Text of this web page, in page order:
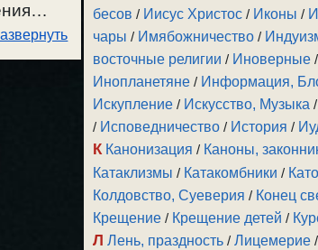
бесов / Иисус Христос / Иконы /
чары / Имябожничество /
восточные религии / Иноверные /
Инопланетяне / Информация,
Искупление / Искусство, Музыка /
/ Исповедничество / История /
К Канонизация / Каноны,
Катаклизмы / Катакомбники /
Колдовство, Суеверия / Конец
Крещение / Крещение детей /
Л Лень, праздность /Лицемерие